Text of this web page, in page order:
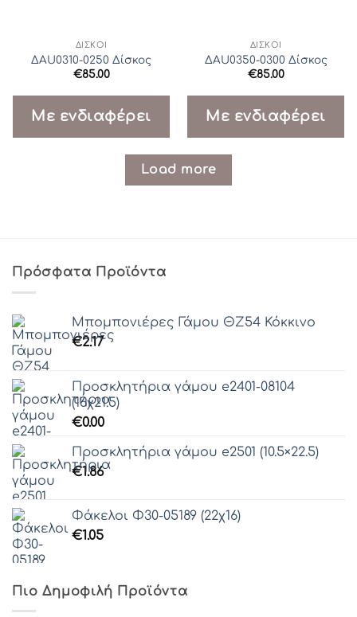
ΔΊΣΚΟΙ
ΔAU0310-0250 Δίσκος
€85.00
Με ενδιαφέρει
ΔΊΣΚΟΙ
ΔAU0350-0300 Δίσκος
€85.00
Με ενδιαφέρει
Load more
Πρόσφατα Προϊόντα
Μπομπονιέρες Γάμου ΘZ54 Κόκκινο
€2.17
Προσκλητήρια γάμου e2401-08104
(16χ21.5)
€0.00
Προσκλητήρια γάμου e2501 (10.5×22.5)
€1.86
Φάκελοι Φ30-05189 (22χ16)
€1.05
Πιο Δημοφιλή Προϊόντα